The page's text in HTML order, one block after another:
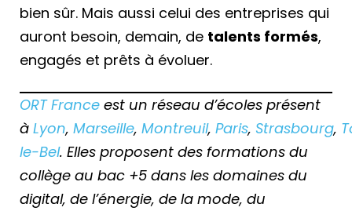
bien sûr. Mais aussi celui des entreprises qui
auront besoin, demain, de talents formés,
engagés et prêts à évoluer.
ORT France est un réseau d’écoles présent
à Lyon, Marseille, Montreuil, Paris, Strasbourg,
le-Bel. Elles proposent des formations du
collège au bac +5 dans les domaines du
digital, de l’énergie, de la mode, du